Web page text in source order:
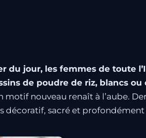
du jour, les femmes de toute
de poudre de riz, blancs ou
motif nouveau renaît à l’aube.
décoratif, sacré et